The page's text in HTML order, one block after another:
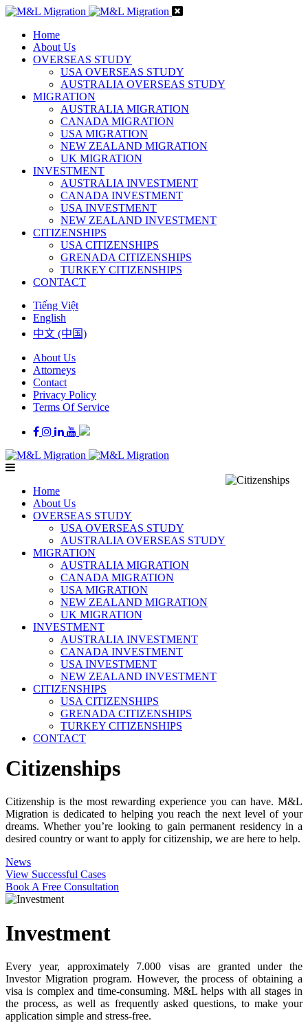
Home
About Us
OVERSEAS STUDY
USA OVERSEAS STUDY
AUSTRALIA OVERSEAS STUDY
MIGRATION
AUSTRALIA MIGRATION
CANADA MIGRATION
USA MIGRATION
NEW ZEALAND MIGRATION
UK MIGRATION
INVESTMENT
AUSTRALIA INVESTMENT
CANADA INVESTMENT
USA INVESTMENT
NEW ZEALAND INVESTMENT
CITIZENSHIPS
USA CITIZENSHIPS
GRENADA CITIZENSHIPS
TURKEY CITIZENSHIPS
CONTACT
Tiếng Việt
English
中文 (中国)
About Us
Attorneys
Contact
Privacy Policy
Terms Of Service
Home
About Us
OVERSEAS STUDY
USA OVERSEAS STUDY
AUSTRALIA OVERSEAS STUDY
MIGRATION
AUSTRALIA MIGRATION
CANADA MIGRATION
USA MIGRATION
NEW ZEALAND MIGRATION
UK MIGRATION
INVESTMENT
AUSTRALIA INVESTMENT
CANADA INVESTMENT
USA INVESTMENT
NEW ZEALAND INVESTMENT
CITIZENSHIPS
USA CITIZENSHIPS
GRENADA CITIZENSHIPS
TURKEY CITIZENSHIPS
CONTACT
Citizenships
Citizenship is the most rewarding experience you can have. M&L
Migration is dedicated to helping you reach the next level of your
dreams. Whether you’re looking to gain permanent residency in a
desired country or want to apply for citizenship, we are here to help.
News
View Successful Cases
Book A Free Consultation
Investment
Every year, approximately 7.000 visas are granted under the
Investor Migration program. However, the process of obtaining a
visa is complex and time-consuming. M&L helps with all stages in
the process, as well as frequently asked questions, to make your
application simple and stress-free.